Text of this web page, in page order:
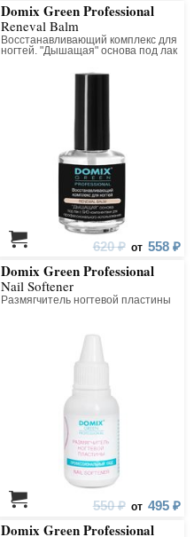
Domix Green Professional
Reneval Balm
Восстанавливающий комплекс для
ногтей. "Дышащая" основа под лак
профессионального
620 ₽ от 558 ₽
Domix Green Professional
Nail Softener
Размягчитель ногтевой пластины
550 ₽ от 495 ₽
Domix Green Professional